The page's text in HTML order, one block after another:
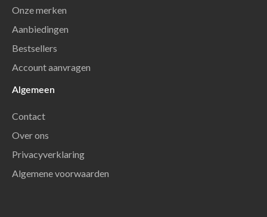
Onze merken
Aanbiedingen
Bestsellers
Account aanvragen
Algemeen
Contact
Over ons
Privacyverklaring
Algemene voorwaarden